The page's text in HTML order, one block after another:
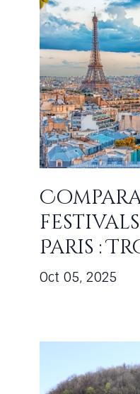
festivals
Paris :
Oct 05, 2025